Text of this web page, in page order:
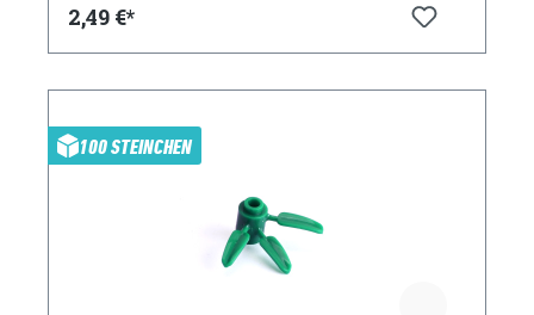
2,49 €*
100 STEINCHEN